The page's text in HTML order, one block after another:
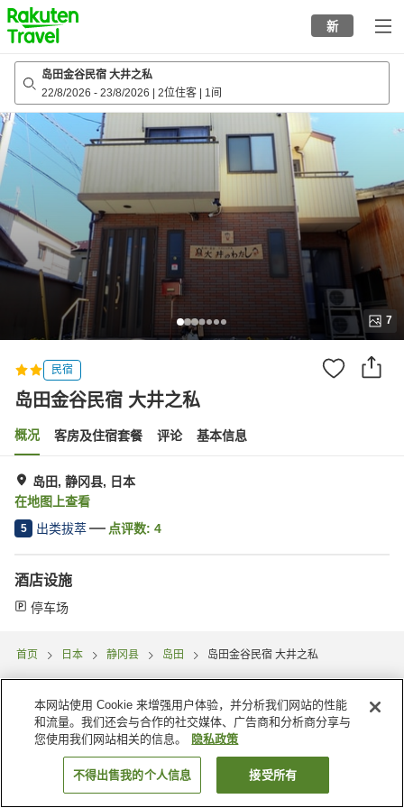
to
top
page
新
岛田金谷民宿 大井之私
22/8/2026 - 23/8/2026 2位住客 1间
7
民宿
岛田金谷民宿 大井之私
概况 客房及住宿套餐 评论 基本信息
岛田, 静冈县, 日本
在地图上查看
5 出类拔萃 点评数: 4
酒店设施
停车场
首页 日本 静冈县 岛田 岛田金谷民宿 大井之私
搜索客房
本网站使用 Cookie 来增强用户体验，并分析我们网站的性能
和流量。我们还会与合作的社交媒体、广告商和分析商分享与
您使用我们网站相关的信息。
隐私政策
不得出售我的个人信息 接受所有